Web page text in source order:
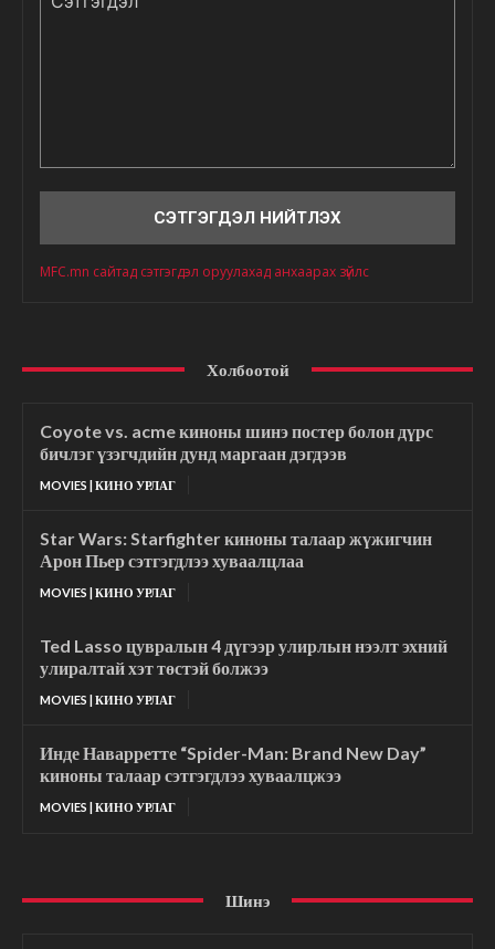
MFC.mn сайтад сэтгэгдэл оруулахад анхаарах зүйлс
Холбоотой
Coyote vs. acme киноны шинэ постер болон дүрс
бичлэг үзэгчдийн дунд маргаан дэгдээв
MOVIES | КИНО УРЛАГ
Star Wars: Starfighter киноны талаар жүжигчин
Арон Пьер сэтгэгдлээ хуваалцлаа
MOVIES | КИНО УРЛАГ
Ted Lasso цувралын 4 дүгээр улирлын нээлт эхний
улиралтай хэт төстэй болжээ
MOVIES | КИНО УРЛАГ
Инде Наварретте “Spider-Man: Brand New Day”
киноны талаар сэтгэгдлээ хуваалцжээ
MOVIES | КИНО УРЛАГ
Шинэ